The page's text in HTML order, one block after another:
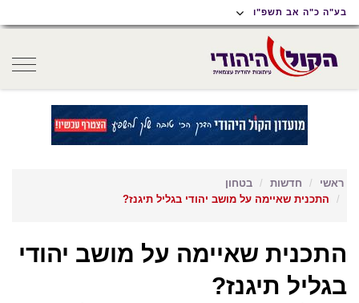
תפריט
נגישות
תפריט
ראשי
תוכן
ראשי
בע"ה כ"ה אב תשפ"ו
ראשי חדשות
בטחון
התכנית שאיימה על מושב יהודי בגליל תיגנז?
התכנית שאיימה על מושב יהודי
בגליל תיגנז?